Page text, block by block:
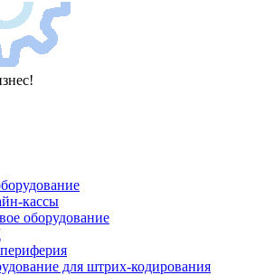
кассы
оборудование
для штрих-кодирования